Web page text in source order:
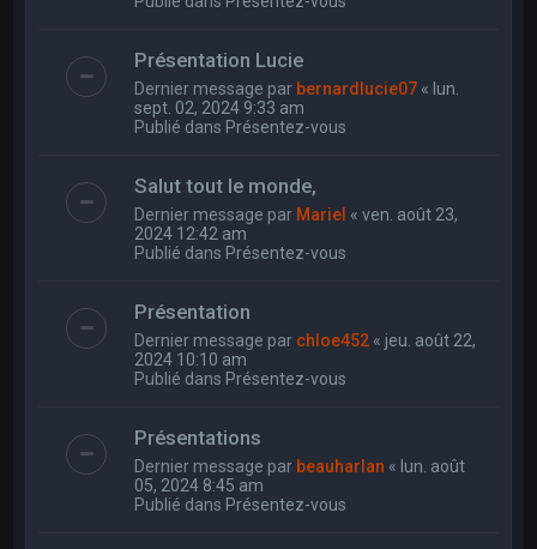
Présentation Lucie
Dernier message par bernardlucie07 « lun.
sept. 02, 2024 9:33 am
Publié dans Présentez-vous
Salut tout le monde,
Dernier message par Mariel «ven. août 23,
2024 12:42 am
Publié dans Présentez-vous
Présentation
Dernier message par chloe452 « jeu. août 22,
2024 10:10 am
Publié dans Présentez-vous
Présentations
Dernier message par beauharlan « lun. août
05, 2024 8:45 am
Publié dans Présentez-vous